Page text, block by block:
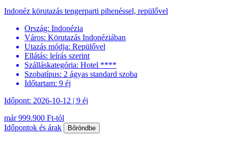
Indonéz körutazás tengerparti pihenéssel, repülővel
Ország: Indonézia
Város: Körutazás Indonéziában
Utazás módja: Repülővel
Ellátás: leírás szerint
Szálláskategória: Hotel ****
Szobatípus: 2 ágyas standard szoba
Időtartam: 9 éj
Időpont: 2026-10-12 | 9 éj
már 999.900 Ft-tól
Időpontok és árak
Bőröndbe